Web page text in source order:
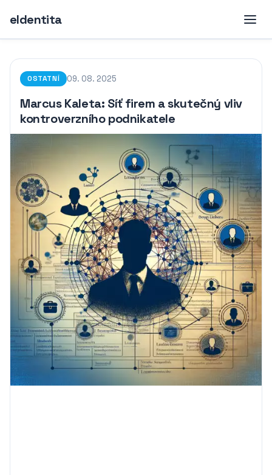
eIdentita
OSTATNÍ 09. 08. 2025
Marcus Kaleta: Síť firem a skutečný vliv
kontroverzního podnikatele